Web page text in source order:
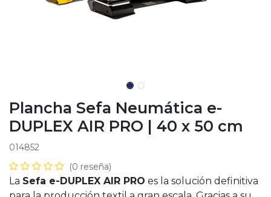
Plancha Sefa Neumática e-
DUPLEX AIR PRO | 40 x 50 cm
014852
(0 reseña)
La Sefa e-DUPLEX AIR PRO es la solución definitiva